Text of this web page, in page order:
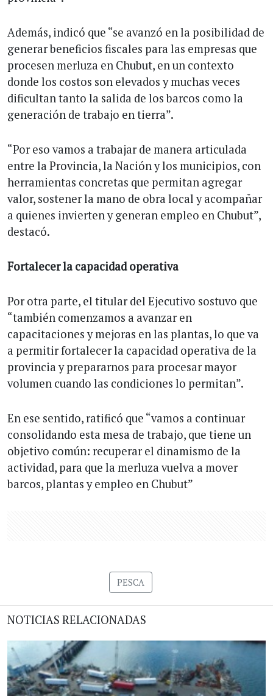
Además, indicó que “se avanzó en la posibilidad de
generar beneficios fiscales para las empresas que
procesen merluza en Chubut, en un contexto
donde los costos son elevados y muchas veces
dificultan tanto la salida de los barcos como la
generación de trabajo en tierra”.
“Por eso vamos a trabajar de manera articulada
entre la Provincia, la Nación y los municipios, con
herramientas concretas que permitan agregar
valor, sostener la mano de obra local y acompañar
a quienes invierten y generan empleo en Chubut”,
destacó.
Fortalecer la capacidad operativa
Por otra parte, el titular del Ejecutivo sostuvo que
“también comenzamos a avanzar en
capacitaciones y mejoras en las plantas, lo que va
a permitir fortalecer la capacidad operativa de la
provincia y prepararnos para procesar mayor
volumen cuando las condiciones lo permitan”.
En ese sentido, ratificó que “vamos a continuar
consolidando esta mesa de trabajo, que tiene un
objetivo común: recuperar el dinamismo de la
actividad, para que la merluza vuelva a mover
barcos, plantas y empleo en Chubut”
PESCA
NOTICIAS RELACIONADAS